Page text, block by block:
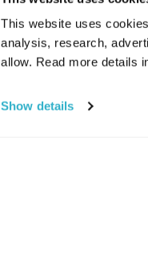
This website uses
analysis, research,
allow. Read more details
Show details